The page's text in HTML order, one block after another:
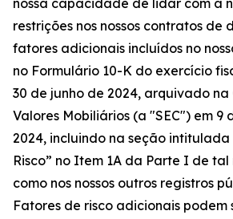
nossa capacidade de lidar com a
restrições nos nossos contratos de
fatores adicionais incluídos no
no Formulário 10-K do exercício
30 de junho de 2024, arquivado na
Valores Mobiliários (a "SEC") em 9
2024, incluindo na seção intitulada
Risco” no Item 1A da Parte I de
como nos nossos outros registros
Fatores de risco adicionais